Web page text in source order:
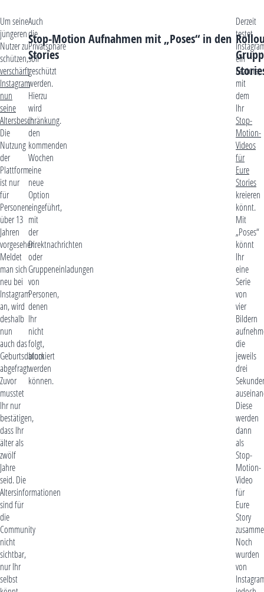
Um seine
jüngeren
Nutzer zu
schützen,
verschärft
Instagram
nun
seine
Altersbeschränkung.
Die
Nutzung
der
Plattform
ist nur
für
Personen
über 13
Jahren
vorgesehen.
Meldet
man sich
neu bei
Instagram
an, wird
deshalb
nun
auch das
Geburtsdatum
abgefragt.
Zuvor
musstet
Ihr nur
bestätigen,
dass Ihr
älter als
zwölf
Jahre
seid. Die
Altersinformationen
sind für
die
Community
nicht
sichtbar,
nur Ihr
selbst
Auch
die
Privatsphäre
soll
geschützt
werden.
Hierzu
wird
in
den
kommenden
Wochen
eine
neue
Option
eingeführt,
mit
der
Direktnachrichten
oder
Gruppeneinladungen
von
Personen,
denen
Ihr
nicht
folgt,
blockiert
werden
können.
Stop-Motion Aufnahmen mit „Poses“ in den
Stories
Derzeit
testet
ein
Feature,
mit
dem
Ihr
Stop-
Motion-
Videos
für
Eure
Stories
kreieren
könnt.
Mit
„Poses“
könnt
Ihr
eine
Serie
von
vier
Bildern
die
jeweils
drei
Diese
werden
dann
als
Stop-
Motion-
Video
für
Eure
Story
Noch
wurden
von